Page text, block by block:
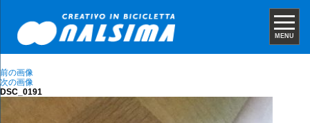
MENU
前の画像
次の画像
DSC_0191